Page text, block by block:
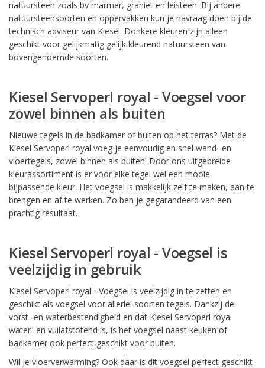
natuursteen zoals bv marmer, graniet en leisteen. Bij andere
natuursteensoorten en oppervakken kun je navraag doen bij de
technisch adviseur van Kiesel. Donkere kleuren zijn alleen
geschikt voor gelijkmatig gelijk kleurend natuursteen van
bovengenoemde soorten.
Kiesel Servoperl royal - Voegsel voor
zowel binnen als buiten
Nieuwe tegels in de badkamer of buiten op het terras? Met de
Kiesel Servoperl royal voeg je eenvoudig en snel wand- en
vloertegels, zowel binnen als buiten! Door ons uitgebreide
kleurassortiment is er voor elke tegel wel een mooie
bijpassende kleur. Het voegsel is makkelijk zelf te maken, aan te
brengen en af te werken. Zo ben je gegarandeerd van een
prachtig resultaat.
Kiesel Servoperl royal - Voegsel is
veelzijdig in gebruik
Kiesel Servoperl royal - Voegsel is veelzijdig in te zetten en
geschikt als voegsel voor allerlei soorten tegels. Dankzij de
vorst- en waterbestendigheid en dat Kiesel Servoperl royal
water- en vuilafstotend is, is het voegsel naast keuken of
badkamer ook perfect geschikt voor buiten.
Wil je vloerverwarming? Ook daar is dit voegsel perfect geschikt